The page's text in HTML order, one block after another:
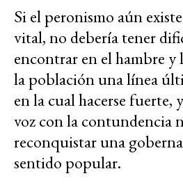
Si el peronismo aún
vital, no debería tener
encontrar en el hambre y
la población una línea
en la cual hacerse fuerte,
voz con la contundencia
reconquistar una
sentido popular.